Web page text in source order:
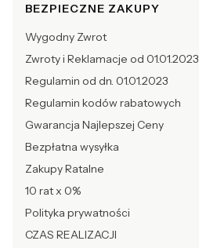
BEZPIECZNE ZAKUPY
Wygodny Zwrot
Zwroty i Reklamacje od 01.01.2023
Regulamin od dn. 01.01.2023
Regulamin kodów rabatowych
Gwarancja Najlepszej Ceny
Bezpłatna wysyłka
Zakupy Ratalne
10 rat x 0%
Polityka prywatności
CZAS REALIZACJI